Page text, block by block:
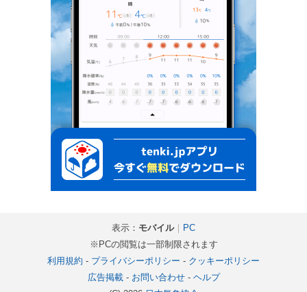
表示： モバイル｜ PC
※PCの閲覧は一部制限されます
利用規約 - プライバシーポリシー - クッキーポリシー
広告掲載- お問い合わせ- ヘルプ